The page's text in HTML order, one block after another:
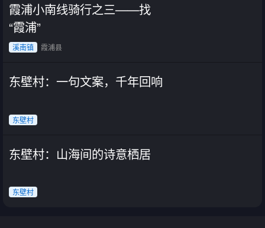
霞浦小南线骑行之三——找
“霞浦”
溪南镇 霞浦县
东壁村：一句文案，千年回响
东壁村
东壁村：山海间的诗意栖居
东壁村